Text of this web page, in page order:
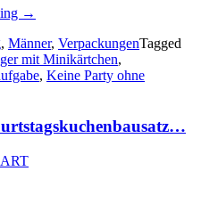
„Team
–
Im
Oktober…“
→
, Männer, VerpackungenTagged
mit Minikärtchen,
, Keine Party ohne